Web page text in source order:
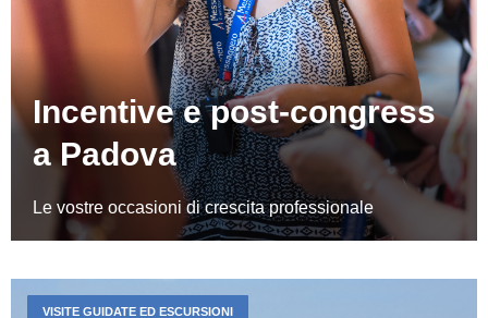
Incentive e post-congress
a Padova
Le vostre occasioni di crescita professionale
VISITE GUIDATE ED ESCURSIONI